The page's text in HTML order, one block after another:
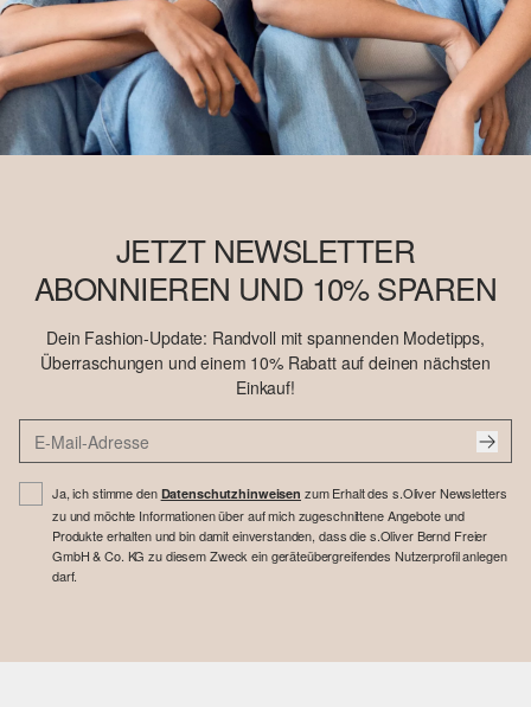
JETZT NEWSLETTER
ABONNIEREN UND 10% SPAREN
Dein Fashion-Update: Randvoll mit spannenden Modetipps,
Überraschungen und einem 10% Rabatt auf deinen nächsten
Einkauf!
Ja, ich stimme den Datenschutzhinweisen zum Erhalt des s.Oliver Newsletters
zu und möchte Informationen über auf mich zugeschnittene Angebote und
Produkte erhalten und bin damit einverstanden, dass die s.Oliver Bernd Freier
GmbH & Co. KG zu diesem Zweck ein geräteübergreifendes Nutzerprofil anlegen
darf.